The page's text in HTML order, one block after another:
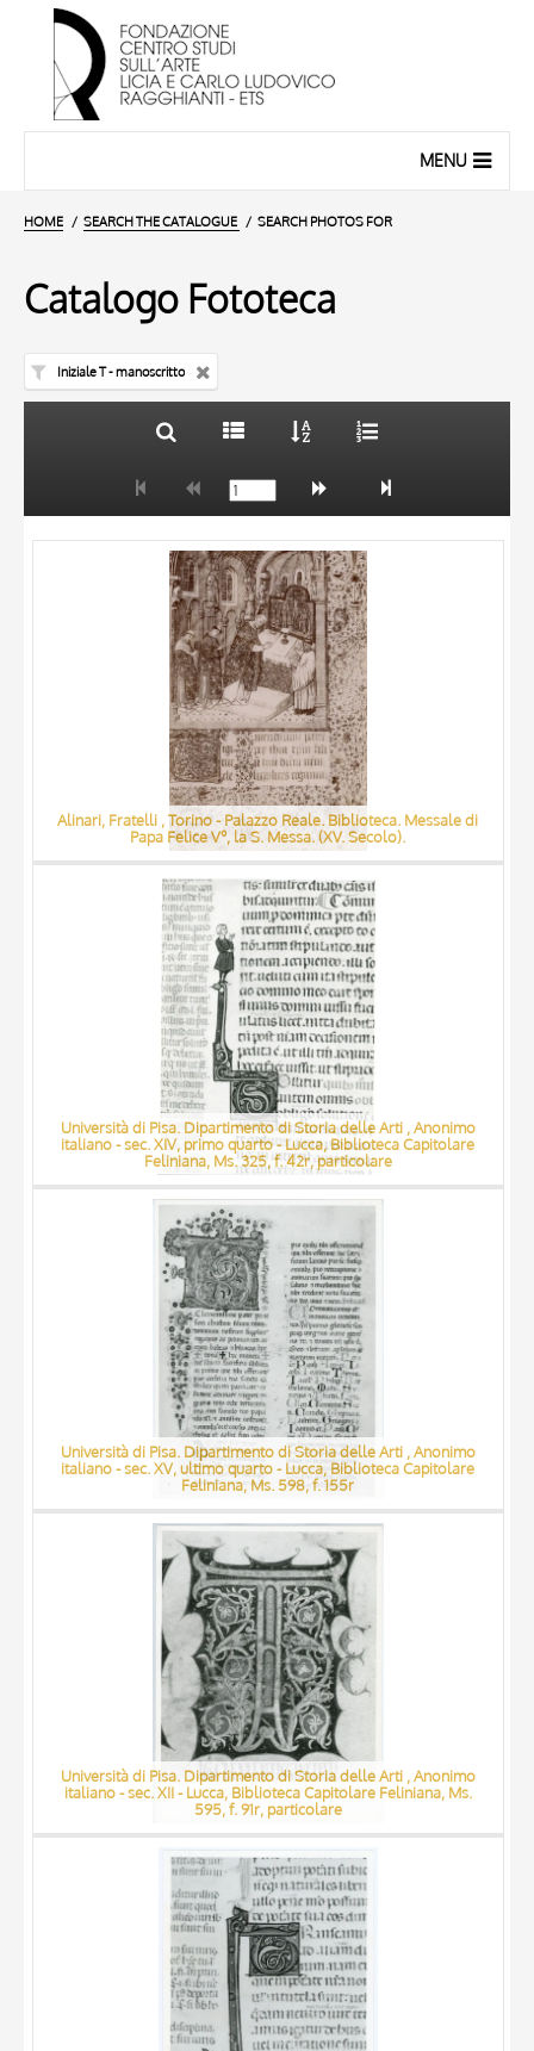
MENU
HOME SEARCH THE CATALOGUE SEARCH PHOTOS FOR
Catalogo Fototeca
Iniziale T - manoscritto
AUTHOR
MATERIAL AND TECHNIQUE
Alinari, Fratelli , Torino - Palazzo Reale. Biblioteca. Messale di
Papa Felice V°, la S. Messa. (XV. Secolo).
Università di Pisa. Dipartimento di Storia delle Arti , Anonimo
italiano - sec. XIV, primo quarto - Lucca, Biblioteca Capitolare
Feliniana, Ms. 325, f. 42r, particolare
Università di Pisa. Dipartimento di Storia delle Arti , Anonimo
italiano - sec. XV, ultimo quarto - Lucca, Biblioteca Capitolare
Feliniana, Ms. 598, f. 155r
Università di Pisa. Dipartimento di Storia delle Arti , Anonimo
italiano - sec. XII - Lucca, Biblioteca Capitolare Feliniana, Ms.
595, f. 91r, particolare